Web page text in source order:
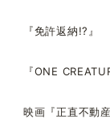
『免許返納!?』
『ONE
映画『正直不動産